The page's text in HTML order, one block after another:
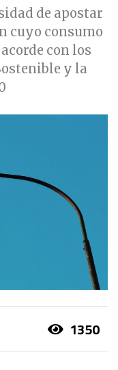
de apostar
cuyo consumo
con los
y la
1350